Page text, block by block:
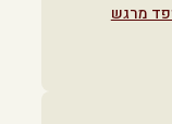
מרגש